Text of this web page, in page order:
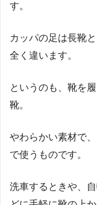
す。
カッパの足は長靴
全く違います。
というのも、靴を
靴。
やわらかい素材で
で使うものです。
洗車するときや、